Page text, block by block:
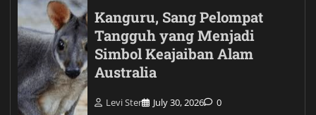
Kanguru, Sang Pelompat
Tangguh yang Menjadi
Simbol Keajaiban Alam
Australia
Levi Ster July 30, 2026 0